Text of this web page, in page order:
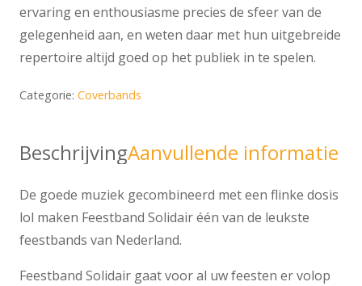
ervaring en enthousiasme precies de sfeer van de
gelegenheid aan, en weten daar met hun uitgebreide
repertoire altijd goed op het publiek in te spelen.
Categorie: Coverbands
BeschrijvingAanvullende informatie
De goede muziek gecombineerd met een flinke dosis
lol maken Feestband Solidair één van de leukste
feestbands van Nederland.
Feestband Solidair gaat voor al uw feesten er volop